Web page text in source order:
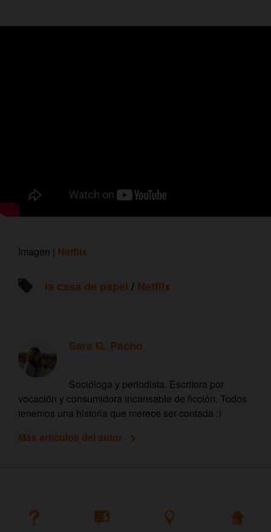
Imagen | Netflix
la casa de papel / Netflix
Sara G. Pacho
Socióloga y periodista. Escritora por
vocación y consumidora incansable de ficción. Todos
tenemos una historia que merece ser contada :)
Más artículos del autor